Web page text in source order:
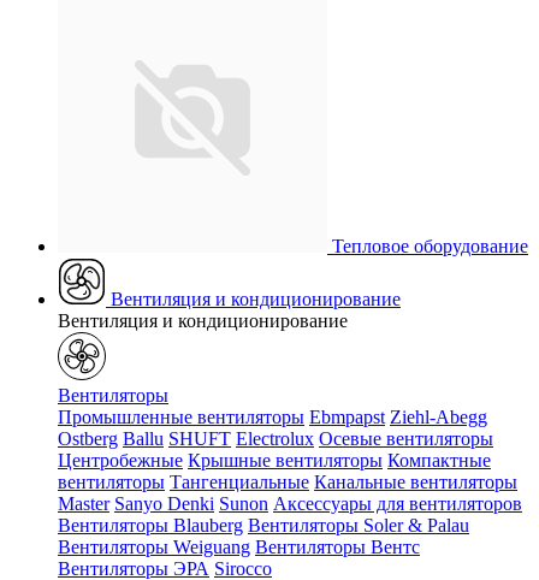
Тепловое оборудование
Вентиляция и кондиционирование
Вентиляция и кондиционирование
Вентиляторы
Промышленные вентиляторы Ebmpapst Ziehl-Abegg
Ostberg Ballu SHUFT Electrolux Осевые вентиляторы
Центробежные Крышные вентиляторы Компактные
вентиляторы Тангенциальные Канальные вентиляторы
Master Sanyo Denki Sunon Аксессуары для вентиляторов
Вентиляторы Blauberg Вентиляторы Soler & Palau
Вентиляторы Weiguang Вентиляторы Вентс
Вентиляторы ЭРА Sirocco